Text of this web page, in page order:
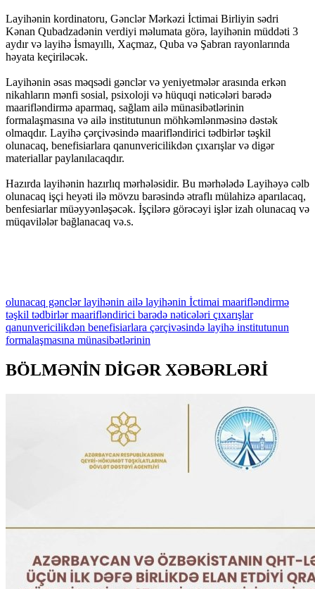
Layihənin kordinatoru, Gənclər Mərkəzi İctimai Birliyin sədri
Kənan Qubadzadənin verdiyi məlumata görə, layihənin müddəti 3
aydır və layihə İsmayıllı, Xaçmaz, Quba və Şabran rayonlarında
həyata keçiriləcək.
Layihənin əsas məqsədi gənclər və yeniyetmələr arasında erkən
nikahların mənfi sosial, psixoloji və hüquqi nəticələri barədə
maarifləndirmə aparmaq, sağlam ailə münasibətlərinin
formalaşmasına və ailə institutunun möhkəmlənməsinə dəstək
olmaqdır. Layihə çərçivəsində maarifləndirici tədbirlər təşkil
olunacaq, benefisiarlara qanunvericilikdən çıxarışlar və digər
materiallar paylanılacaqdır.
Hazırda layihənin hazırlıq mərhələsidir. Bu mərhələdə Layihəyə cəlb
olunacaq işçi heyəti ilə mövzu barəsində ətraflı mülahizə aparılacaq,
benfesiarlar müəyyənləşəcək. İşçilərə görəcəyi işlər izah olunacaq və
müqavilələr bağlanacaq və.s.
olunacaq gənclərlayihənin ailə layihənin İctimai maarifləndirmə
təşkil tədbirlərmaarifləndirici barədə nəticələri çıxarışlar
qanunvericilikdən benefisiarlara çərçivəsində layihə institutunun
formalaşmasına münasibətlərinin
BÖLMƏNİN DİGƏR XƏBƏRLƏRİ